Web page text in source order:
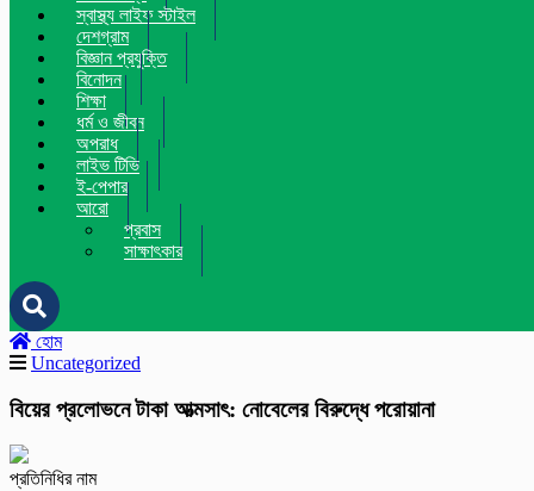
স্বাস্থ্য লাইফ স্টাইল
দেশগ্রাম
বিজ্ঞান প্রযুক্তি
বিনোদন
শিক্ষা
ধর্ম ও জীবন
অপরাধ
লাইভ টিভি
ই-পেপার
আরো
প্রবাস
সাক্ষাৎকার
হোম
Uncategorized
বিয়ের প্রলোভনে টাকা আত্মসাৎ: নোবেলের বিরুদ্ধে পরোয়ানা
প্রতিনিধির নাম